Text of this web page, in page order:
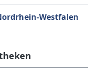
Westfalen